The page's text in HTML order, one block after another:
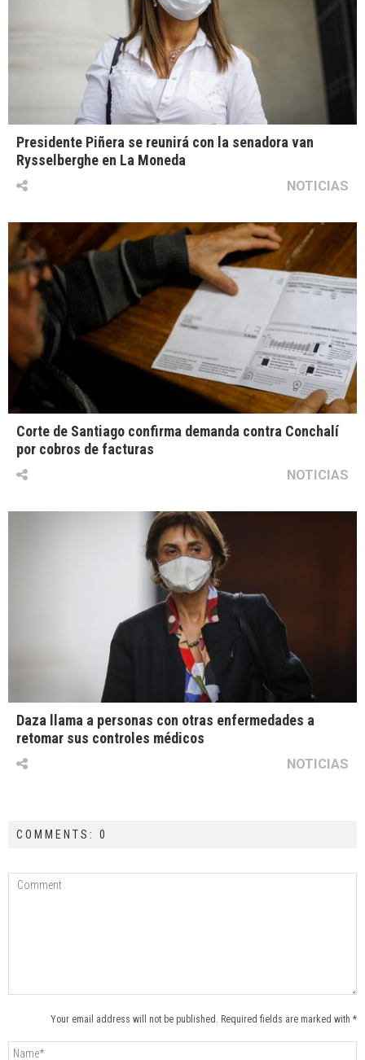
Presidente Piñera se reunirá con la senadora van
Rysselberghe en La Moneda
NOTICIAS
Corte de Santiago confirma demanda contra Conchalí
por cobros de facturas
NOTICIAS
Daza llama a personas con otras enfermedades a
retomar sus controles médicos
NOTICIAS
COMMENTS: 0
Your email address will not be published. Required fields are marked with *